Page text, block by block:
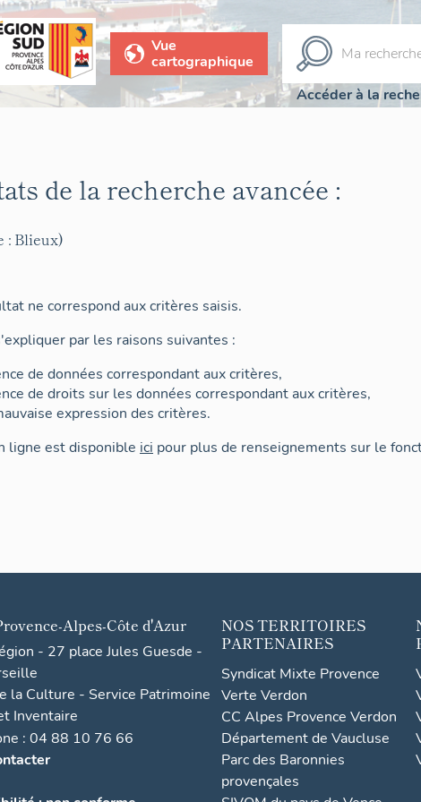
Vue
cartographique
Accéder à la
de la recherche avancée :
: Blieux)
ne correspond aux critères saisis.
par les raisons suivantes :
de données correspondant aux critères,
de droits sur les données correspondant aux critères,
expression des critères.
ligne est disponible ici pour plus de renseignements sur le
Alpes-Côte d'Azur
- 27 place Jules Guesde -
la Culture - Service Patrimoine
Inventaire
: 04 88 10 76 66
NOS TERRITOIRES
PARTENAIRES
Syndicat Mixte Provence
Verte Verdon
CC Alpes Provence Verdon
Département de Vaucluse
Parc des Baronnies
provençales